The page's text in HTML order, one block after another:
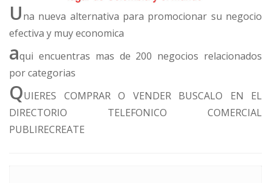
Una nueva alternativa para promocionar su negocio
efectiva y muy economica
aqui encuentras mas de 200 negocios relacionados
por categorias
QUIERES COMPRAR O VENDER BUSCALO EN EL
DIRECTORIO TELEFONICO COMERCIAL
PUBLIRECREATE